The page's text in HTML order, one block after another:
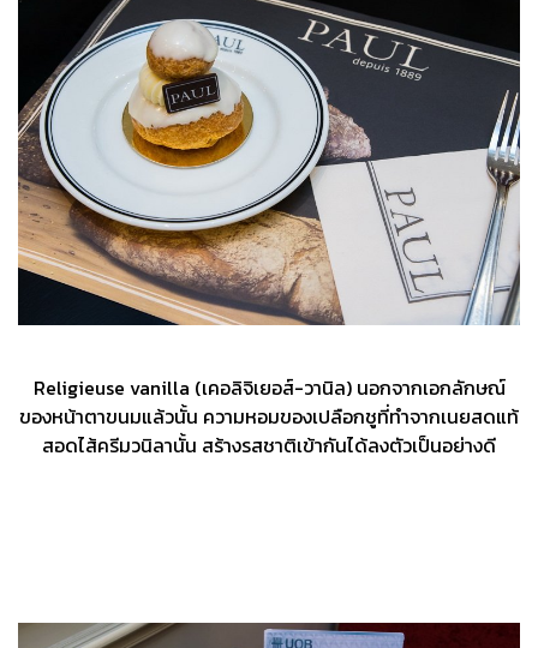
Religieuse vanilla (เคอลิจิเยอส์-วานิล) นอกจากเอกลักษณ์
ของหน้าตาขนมแล้วนั้น ความหอมของเปลือกชูที่ทำจากเนยสดแท้
สอดไส้ครีมวนิลานั้น สร้างรสชาติเข้ากันได้ลงตัวเป็นอย่างดี